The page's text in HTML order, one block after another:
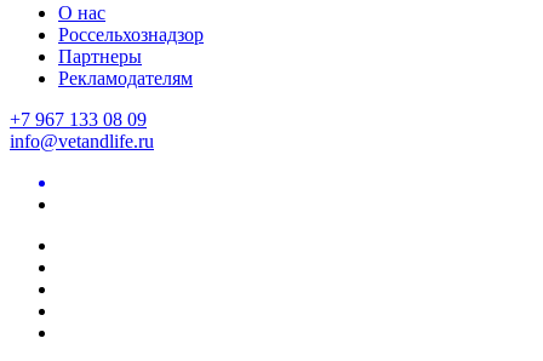
О нас
Россельхознадзор
Партнеры
Рекламодателям
+7 967 133 08 09
info@vetandlife.ru